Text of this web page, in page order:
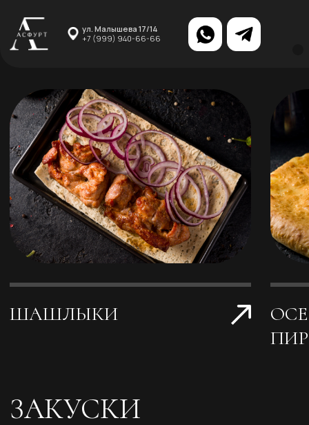
Меню Доставка
+7 (999) 940-66-66
ОСЕТИНСКИЕ
ПИРОГИ
ШАШЛЫКИ
ЗАКУСКИ